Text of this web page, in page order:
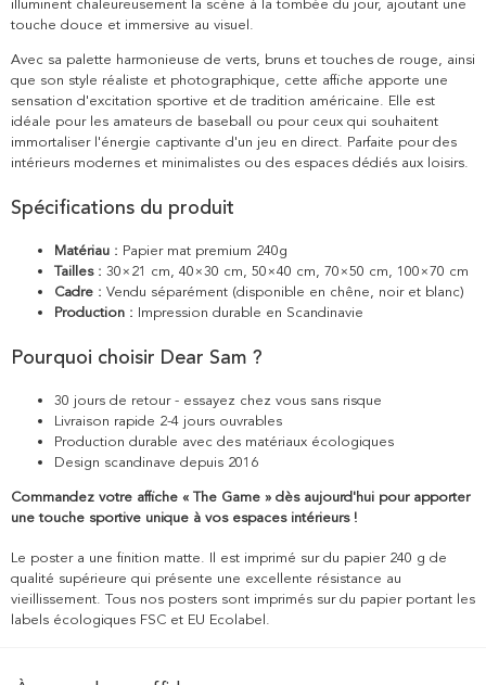
illuminent chaleureusement la scène à la tombée du jour, ajoutant une
touche douce et immersive au visuel.
Avec sa palette harmonieuse de verts, bruns et touches de rouge, ainsi
que son style réaliste et photographique, cette affiche apporte une
sensation d'excitation sportive et de tradition américaine. Elle est
idéale pour les amateurs de baseball ou pour ceux qui souhaitent
immortaliser l'énergie captivante d'un jeu en direct. Parfaite pour des
intérieurs modernes et minimalistes ou des espaces dédiés aux loisirs.
Spécifications du produit
Matériau : Papier mat premium 240g
Tailles : 30×21 cm, 40×30 cm, 50×40 cm, 70×50 cm, 100×70 cm
Cadre : Vendu séparément (disponible en chêne, noir et blanc)
Production : Impression durable en Scandinavie
Pourquoi choisir Dear Sam ?
30 jours de retour - essayez chez vous sans risque
Livraison rapide 2-4 jours ouvrables
Production durable avec des matériaux écologiques
Design scandinave depuis 2016
Commandez votre affiche « The Game » dès aujourd'hui pour apporter
une touche sportive unique à vos espaces intérieurs !
Le poster a une finition matte. Il est imprimé sur du papier 240 g de
qualité supérieure qui présente une excellente résistance au
vieillissement. Tous nos posters sont imprimés sur du papier portant les
labels écologiques FSC et EU Ecolabel.